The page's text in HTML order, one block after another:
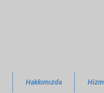
Hakkımızda